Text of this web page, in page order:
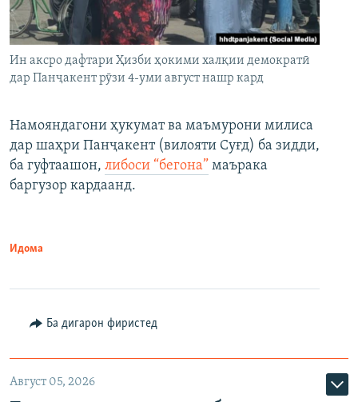
Ин аксро дафтари Ҳизби ҳокими халқии демократӣ
дар Панҷакент рӯзи 4-уми август нашр кард
Намояндагони ҳукумат ва маъмурони милиса
дар шаҳри Панҷакент (вилояти Суғд) ба зидди,
ба гуфтаашон, либоси “бегона” маърака
баргузор кардаанд.
Идома
Ба дигарон фиристед
Август 05, 2026